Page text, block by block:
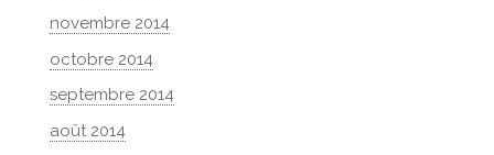
novembre 2014
octobre 2014
septembre 2014
août 2014